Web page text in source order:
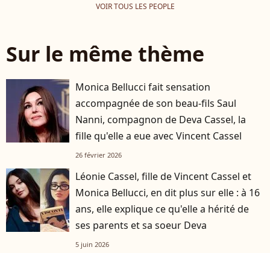
VOIR TOUS LES PEOPLE
Sur le même thème
Monica Bellucci fait sensation
accompagnée de son beau-fils Saul
Nanni, compagnon de Deva Cassel, la
fille qu'elle a eue avec Vincent Cassel
26 février 2026
Léonie Cassel, fille de Vincent Cassel et
Monica Bellucci, en dit plus sur elle : à 16
ans, elle explique ce qu'elle a hérité de
ses parents et sa soeur Deva
5 juin 2026